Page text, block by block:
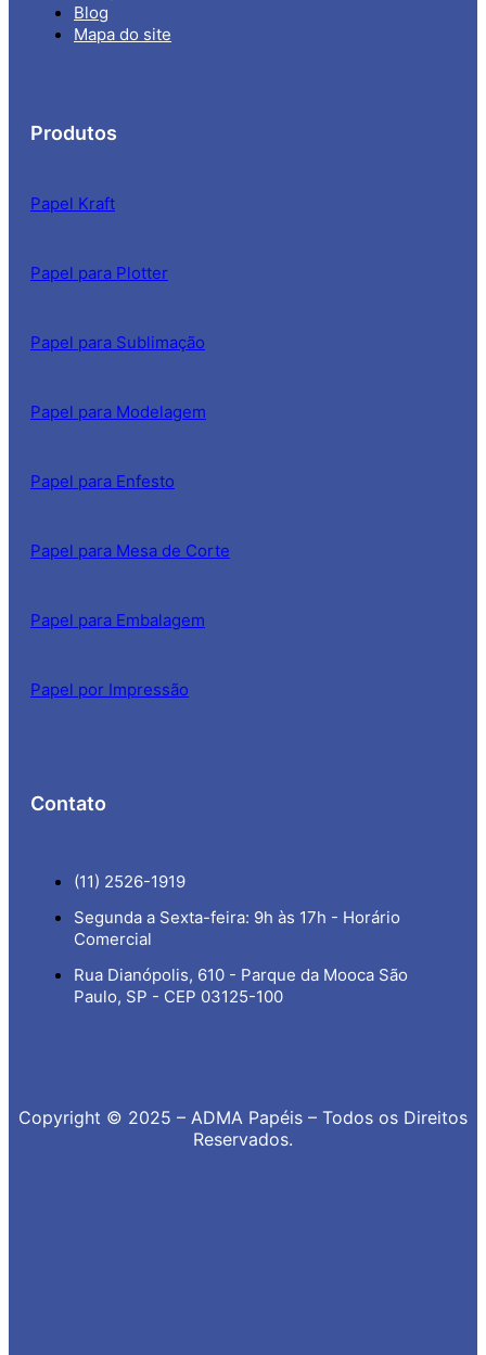
Blog
Mapa do site
Produtos
Papel Kraft
Papel para Plotter
Papel para Sublimação
Papel para Modelagem
Papel para Enfesto
Papel para Mesa de Corte
Papel para Embalagem
Papel por Impressão
Contato
(11) 2526-1919
Segunda a Sexta-feira: 9h às 17h - Horário
Comercial
Rua Dianópolis, 610 - Parque da Mooca São
Paulo, SP - CEP 03125-100
Copyright © 2025 – ADMA Papéis – Todos os Direitos
Reservados.